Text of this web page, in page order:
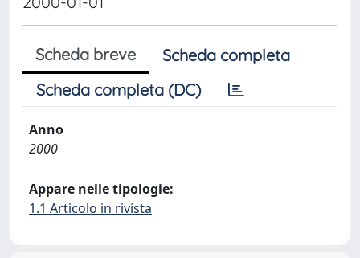
Scheda breve
Scheda completa
Scheda completa (DC)
Anno
2000
Appare nelle tipologie:
1.1 Articolo in rivista